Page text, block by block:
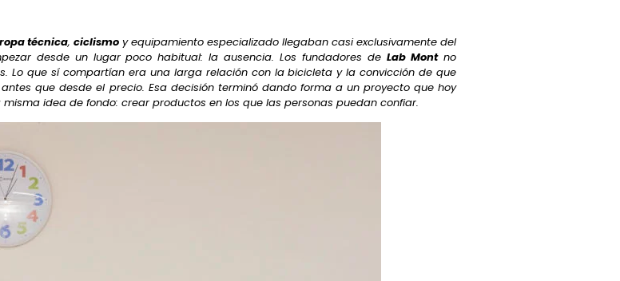
ropa técnica, ciclismo y equipamiento especializado llegaban casi exclusivamente del
desde un lugar poco habitual: la ausencia. Los fundadores deLab Montno
Lo que sí compartían era una larga relación con la bicicleta y la convicción de que
que desde el precio. Esa decisión terminó dando forma a un proyecto que hoy
idea de fondo: crear productos en los que las personas puedan confiar.